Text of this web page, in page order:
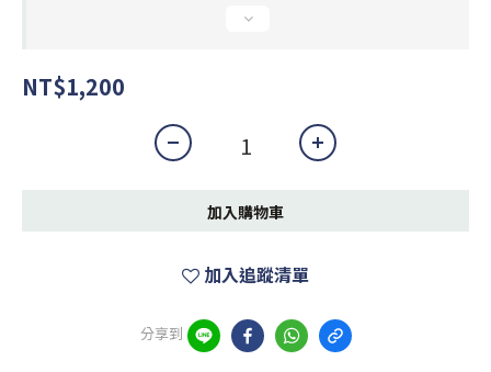
NT$1,200
加入購物車
加入追蹤清單
分享到